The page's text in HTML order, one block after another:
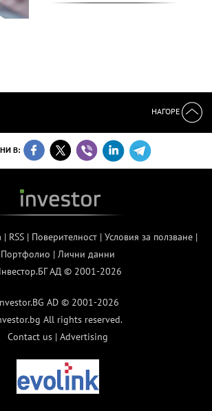
НАГОРЕ
В:
| RSS| Поверителност| Условия за ползване|
Портфолио | Лични данни
АД © 2001-2026
AD © 2001-2026
All rights reserved.
Contact us | Advertising